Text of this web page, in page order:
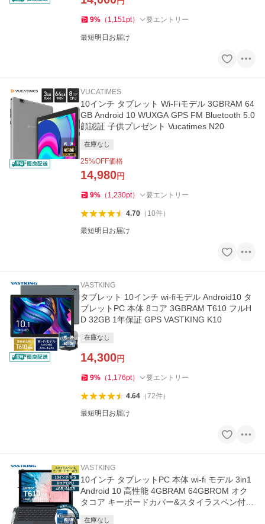
9% （ 1,151pt） 要エントリー
最短明日お届け
VUCATIMES
10インチ タブレット Wi-Fiモデル 3GBRAM 64
GB Android 10 WUXGA GPS FM Bluetooth 5.0
顔認証 子供プレゼント Vucatimes N20
在庫なし
25%OFF価格
14,980円
9% （ 1,230pt） 要エントリー
4.70（ 10件）
最短明日お届け
VASTKING
タブレット 10インチ wi-fiモデル Android10 タ
ブレットPC 本体 8コア 3GBRAM T610 フルH
D 32GB 1年保証 GPS VASTKING K10
在庫なし
14,300円
9% （ 1,176pt） 要エントリー
4.64（72件）
最短明日お届け
VASTKING
10インチ タブレットPC 本体 wi-fi モデル 3in1
Android 10 高性能 4GBRAM 64GBROM オク
タコア キーボードカバー&スタイラスペン付属
在庫なし